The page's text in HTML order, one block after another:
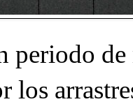
periodo
los